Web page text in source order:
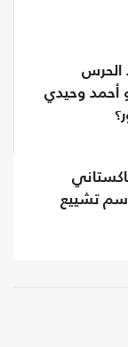
الحرس
أحمد وحيدي
تشييع